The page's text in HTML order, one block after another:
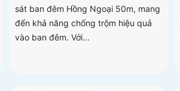
sát ban đêm Hồng Ngoại 50m, mang
đến khả năng chống trộm hiệu quả
vào ban đêm. Với...